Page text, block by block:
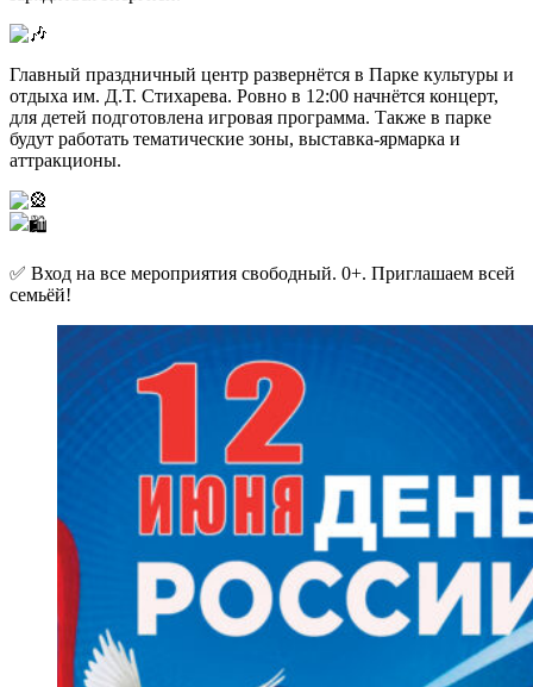
Главный праздничный центр развернётся в Парке культуры и
отдыха им. Д.Т. Стихарева. Ровно в 12:00 начнётся концерт,
для детей подготовлена игровая программа. Также в парке
будут работать тематические зоны, выставка-ярмарка и
аттракционы.
✅ Вход на все мероприятия свободный. 0+. Приглашаем всей
семьёй!